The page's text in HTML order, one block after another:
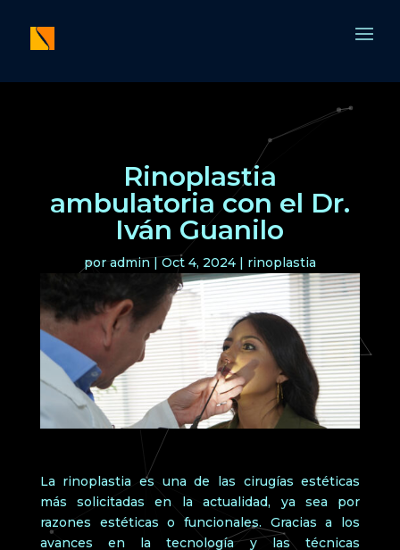
Rinoplastia
ambulatoria con el Dr.
Iván Guanilo
poradmin| Oct 4, 2024| rinoplastia
La rinoplastia es una de las cirugías estéticas
más solicitadas en la actualidad, ya sea por
razones estéticas o funcionales. Gracias a los
avances en la tecnología y las técnicas